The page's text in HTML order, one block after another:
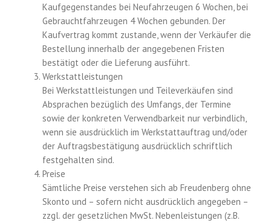
Kaufgegenstandes bei Neufahrzeugen 6 Wochen, bei
Gebrauchtfahrzeugen 4 Wochen gebunden. Der
Kaufvertrag kommt zustande, wenn der Verkäufer die
Bestellung innerhalb der angegebenen Fristen
bestätigt oder die Lieferung ausführt.
Werkstattleistungen
Bei Werkstattleistungen und Teileverkäufen sind
Absprachen bezüglich des Umfangs, der Termine
sowie der konkreten Verwendbarkeit nur verbindlich,
wenn sie ausdrücklich im Werkstattauftrag und/oder
der Auftragsbestätigung ausdrücklich schriftlich
festgehalten sind.
Preise
Sämtliche Preise verstehen sich ab Freudenberg ohne
Skonto und – sofern nicht ausdrücklich angegeben –
zzgl. der gesetzlichen MwSt. Nebenleistungen (z.B.